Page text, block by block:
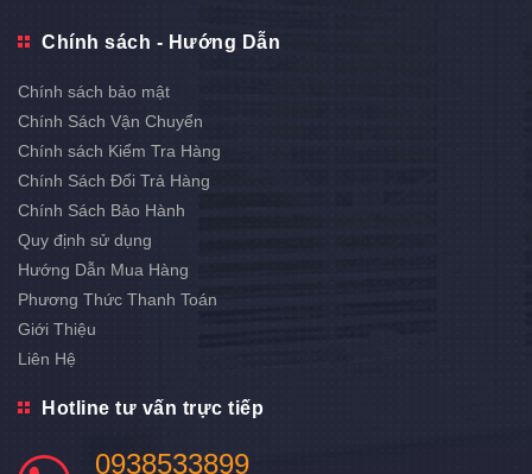
Chính sách - Hướng Dẫn
Chính sách bảo mật
Chính Sách Vận Chuyển
Chính sách Kiểm Tra Hàng
Chính Sách Đổi Trả Hàng
Chính Sách Bảo Hành
Quy định sử dụng
Hướng Dẫn Mua Hàng
Phương Thức Thanh Toán
Giới Thiệu
Liên Hệ
Hotline tư vấn trực tiếp
0938533899